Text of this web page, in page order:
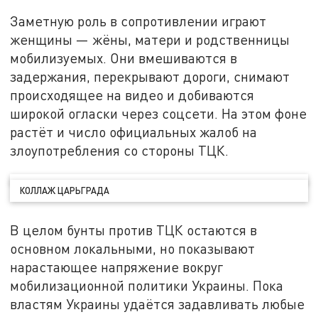
Заметную роль в сопротивлении играют
женщины — жёны, матери и родственницы
мобилизуемых. Они вмешиваются в
задержания, перекрывают дороги, снимают
происходящее на видео и добиваются
широкой огласки через соцсети. На этом фоне
растёт и число официальных жалоб на
злоупотребления со стороны ТЦК.
КОЛЛАЖ ЦАРЬГРАДА
В целом бунты против ТЦК остаются в
основном локальными, но показывают
нарастающее напряжение вокруг
мобилизационной политики Украины. Пока
властям Украины удаётся задавливать любые